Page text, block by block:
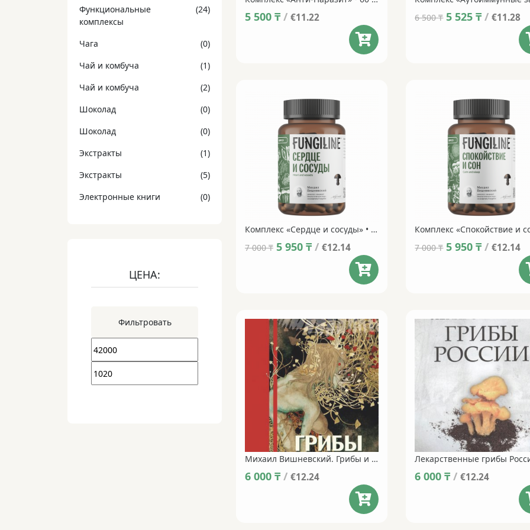
Функциональные
комплексы
(24)
Чага
(0)
Чай и комбуча
(1)
Чай и комбуча
(2)
Шоколад
(0)
Шоколад
(0)
Экстракты
(1)
Экстракты
(5)
Электронные книги
(0)
ЦЕНА:
Фильтровать
5 500 ₸ / €11.22
6 500₸ Original
5 525₸Current
/ €11.28
Комплекс «Сердце и сосуды» • 60 капсул
7 000₸ Original
5 950 ₸Current
/ €12.14
7 000₸ Original
5 950₸Current
/ €12.14
Михаил Вишневский. Грибы и секс (18+)
6 000 ₸ / €12.24
Лекарственные грибы
6 000₸ / €12.24